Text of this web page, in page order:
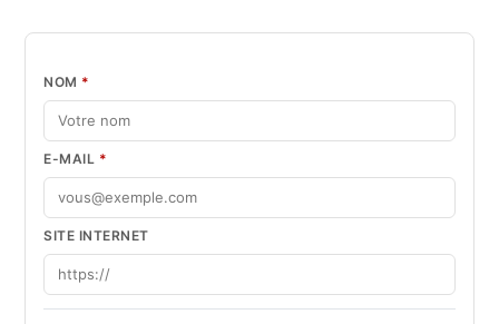
NOM *
E-MAIL *
SITE INTERNET